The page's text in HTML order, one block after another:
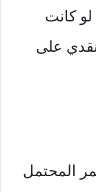
كانت
على
المحتمل